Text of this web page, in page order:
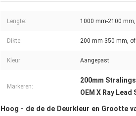
Lengte: 1000 mm-2100
Dikte: 200 mm-350 mm,
Kleur: Aangepast
Markeren:
200mm
OEM X Ray Lead
Hoog - de de de Deurkleur en Grootte